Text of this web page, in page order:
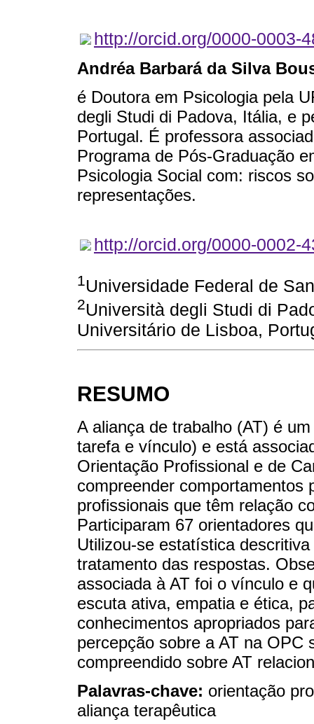
http://orcid.org/0000-0003-
Andréa Barbará da Silva
é Doutora em Psicologia pela
degli Studi di Padova, Itália, e
Portugal. É professora
Programa de Pós-Graduação
Psicologia Social com: riscos
representações.
http://orcid.org/0000-0002-
1 Universidade Federal de
2Università degli Studi di
Universitário de Lisboa,
RESUMO
A aliança de trabalho (AT) é
tarefa e vínculo) e está
Orientação Profissional e de
compreender comportamentos
profissionais que têm relação
Participaram 67 orientadores
Utilizou-se estatística
tratamento das respostas.
associada à AT foi o vínculo e
escuta ativa, empatia e ética,
conhecimentos apropriados
percepção sobre a AT na OPC
compreendido sobre AT
Palavras-chave: orientação
aliança terapêutica